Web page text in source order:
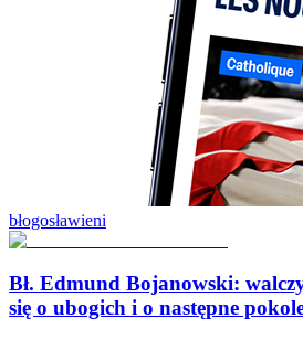
błogosławieni
Bł. Edmund Bojanowski:
się o ubogich i o następne